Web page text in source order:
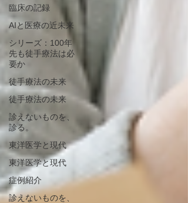
臨床の記録
AIと医療の近未来
シリーズ：100年
先も徒手療法は必
要か
徒手療法の未来
徒手療法の未来
診えないものを、
診る。
東洋医学と現代
東洋医学と現代
症例紹介
診えないものを、